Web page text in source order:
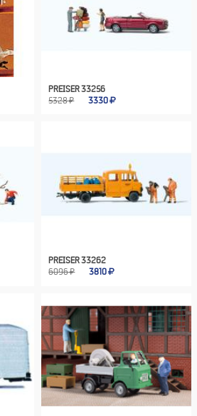
PREISER 33256
5328 ₽
3330
PREISER 33262
6096 ₽
3810